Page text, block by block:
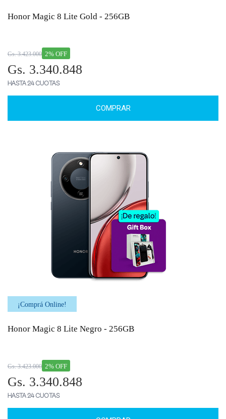
Honor Magic 8 Lite Gold - 256GB
2% OFF
Gs. 3.423.000
Gs. 3.340.848
HASTA 24 CUOTAS
COMPRAR
¡Comprá Online!
Honor Magic 8 Lite Negro - 256GB
2% OFF
Gs. 3.423.000
Gs. 3.340.848
HASTA 24 CUOTAS